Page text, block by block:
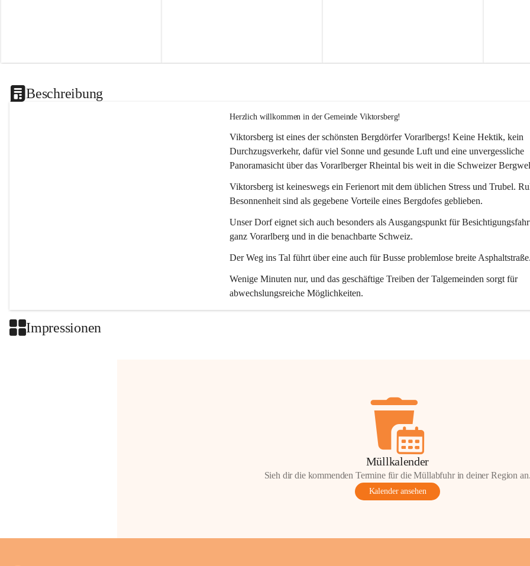
Beschreibung
Herzlich willkommen in der Gemeinde Viktorsberg!
Viktorsberg ist eines der schönsten Bergdörfer Vorarlbergs! Keine Hektik, kein
Durchzugsverkehr, dafür viel Sonne und gesunde Luft und eine unvergessliche
Panoramasicht über das Vorarlberger Rheintal bis weit in die Schweizer
Viktorsberg ist keineswegs ein Ferienort mit dem üblichen Stress und Trubel.
Besonnenheit sind als gegebene Vorteile eines Bergdofes geblieben.
Unser Dorf eignet sich auch besonders als Ausgangspunkt für
ganz Vorarlberg und in die benachbarte Schweiz.
Der Weg ins Tal führt über eine auch für Busse problemlose breite
Wenige Minuten nur, und das geschäftige Treiben der Talgemeinden sorgt für
abwechslungsreiche Möglichkeiten.
Impressionen
Müllkalender
Sieh dir die kommenden Termine für die Müllabfuhr in deiner Region
Kalender ansehen